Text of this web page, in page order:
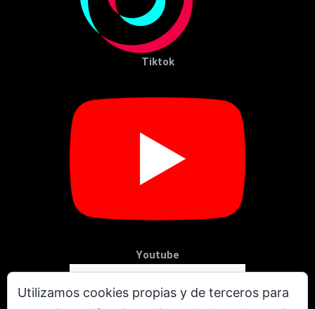
Utilizamos cookies propias y de terceros para
Tiktok
Youtube